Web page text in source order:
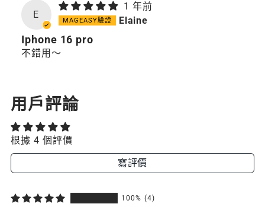
E
1 年前
Elaine
Iphone 16 pro
不錯用～
用戶評論
根據 4 個評價
寫評價
100% (4)